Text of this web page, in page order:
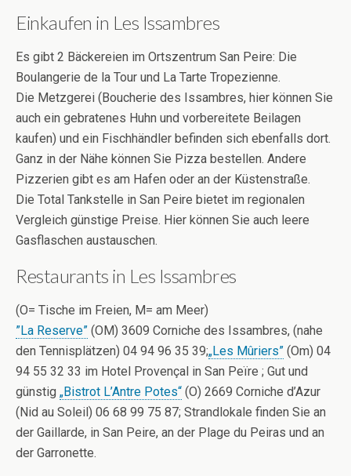
Einkaufen in Les Issambres
Es gibt 2 Bäckereien im Ortszentrum San Peire: Die
Boulangerie de la Tour und La Tarte Tropezienne.
Die Metzgerei (Boucherie des Issambres, hier können Sie
auch ein gebratenes Huhn und vorbereitete Beilagen
kaufen) und ein Fischhändler befinden sich ebenfalls dort.
Ganz in der Nähe können Sie Pizza bestellen. Andere
Pizzerien gibt es am Hafen oder an der Küstenstraße.
Die Total Tankstelle in San Peire bietet im regionalen
Vergleich günstige Preise. Hier können Sie auch leere
Gasflaschen austauschen.
Restaurants in Les Issambres
(O= Tische im Freien, M= am Meer)
”La Reserve” (OM) 3609 Corniche des Issambres, (nahe
den Tennisplätzen) 04 94 96 35 39;„Les Mûriers” (Om) 04
94 55 32 33 im Hotel Provençal in San Peïre ; Gut und
günstig „Bistrot L’Antre Potes“ (O) 2669 Corniche d’Azur
(Nid au Soleil) 06 68 99 75 87; Strandlokale finden Sie an
der Gaillarde, in San Peire, an der Plage du Peiras und an
der Garronette.